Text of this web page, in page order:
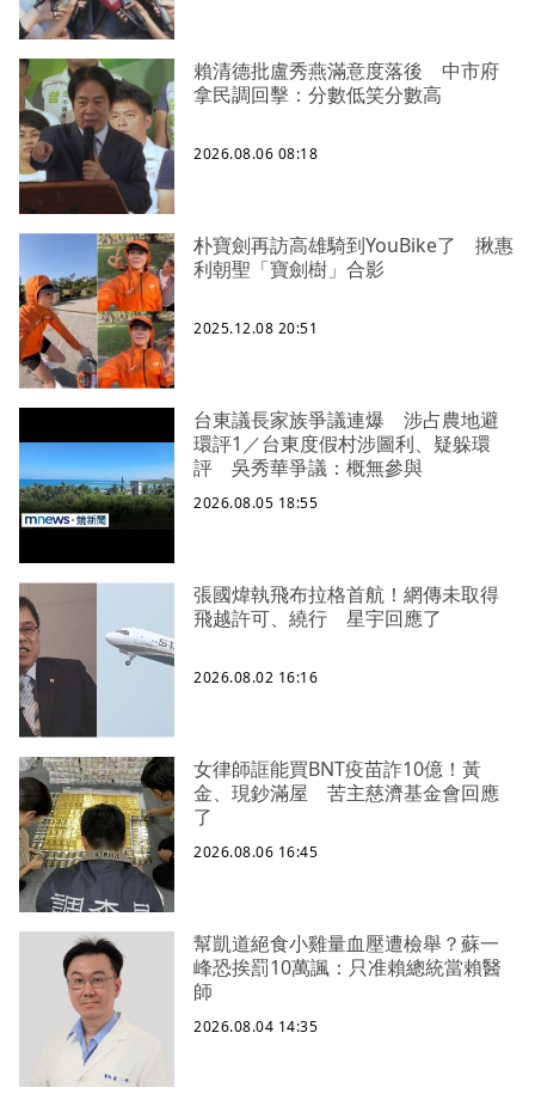
賴清德批盧秀燕滿意度落後 中市府
拿民調回擊：分數低笑分數高
2026.08.06 08:18
朴寶劍再訪高雄騎到YouBike了 揪惠
利朝聖「寶劍樹」合影
2025.12.08 20:51
台東議長家族爭議連爆 涉占農地避
環評1／台東度假村涉圖利、疑躲環
評 吳秀華爭議：概無參與
2026.08.05 18:55
張國煒執飛布拉格首航！網傳未取得
飛越許可、繞行 星宇回應了
2026.08.02 16:16
女律師誆能買BNT疫苗詐10億！黃
金、現鈔滿屋 苦主慈濟基金會回應
了
2026.08.06 16:45
幫凱道絕食小雞量血壓遭檢舉？蘇一
峰恐挨罰10萬諷：只准賴總統當賴醫
師
2026.08.04 14:35